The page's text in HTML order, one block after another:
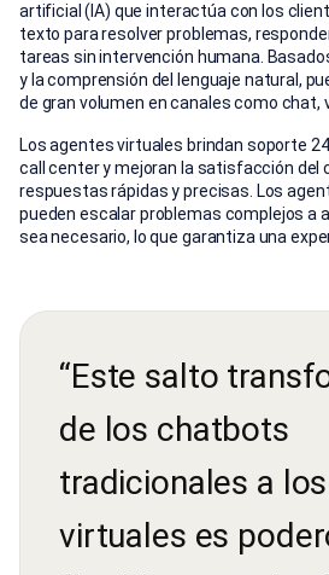
artificial (IA) que interactúa con los
texto para resolver problemas,
tareas sin intervención humana.
y la comprensión del lenguaje natural,
de gran volumen en canales como chat,
Los agentes virtuales brindan soporte
call center y mejoran la satisfacción del
respuestas rápidas y precisas. Los
pueden escalar problemas complejos a
sea necesario, lo que garantiza una
“Este salto
de los chatbots
tradicionales a
virtuales es